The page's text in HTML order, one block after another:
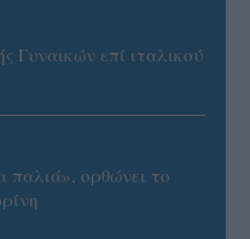
Γυναικών επί ιταλικού
ορθώνει το